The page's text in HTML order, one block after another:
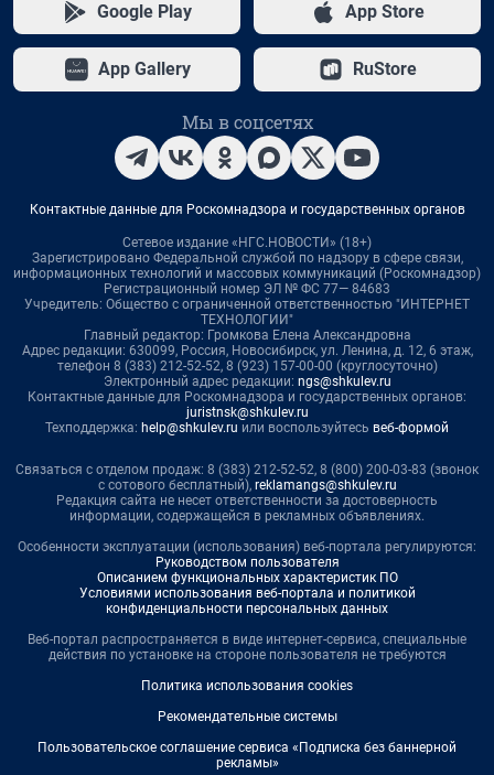
Google Play App Store
App Gallery RuStore
Мы в соцсетях
Контактные данные для Роскомнадзора и государственных органов
Сетевое издание «НГС.НОВОСТИ» (18+)
Зарегистрировано Федеральной службой по надзору в сфере связи,
информационных технологий и массовых коммуникаций (Роскомнадзор)
Регистрационный номер ЭЛ № ФС 77— 84683
Учредитель: Общество с ограниченной ответственностью "ИНТЕРНЕТ
ТЕХНОЛОГИИ"
Главный редактор: Громкова Елена Александровна
Адрес редакции: 630099, Россия, Новосибирск, ул. Ленина, д. 12, 6 этаж,
телефон 8 (383) 212-52-52, 8 (923) 157-00-00 (круглосуточно)
Электронный адрес редакции: ngs@shkulev.ru
Контактные данные для Роскомнадзора и государственных органов:
juristnsk@shkulev.ru
Техподдержка: help@shkulev.ru или воспользуйтесь веб-формой
Связаться с отделом продаж: 8 (383) 212-52-52, 8 (800) 200-03-83 (звонок
с сотового бесплатный), reklamangs@shkulev.ru
Редакция сайта не несет ответственности за достоверность
информации, содержащейся в рекламных объявлениях.
Особенности эксплуатации (использования) веб-портала регулируются:
Руководством пользователя
Описанием функциональных характеристик ПО
Условиями использования веб-портала и политикой
конфиденциальности персональных данных
Веб-портал распространяется в виде интернет-сервиса, специальные
действия по установке на стороне пользователя не требуются
Политика использования cookies
Рекомендательные системы
Пользовательское соглашение сервиса «Подписка без баннерной
рекламы»